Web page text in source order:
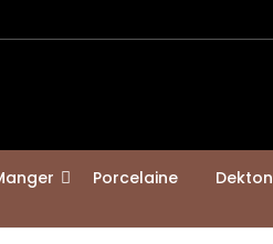
Porcelaine Dekton